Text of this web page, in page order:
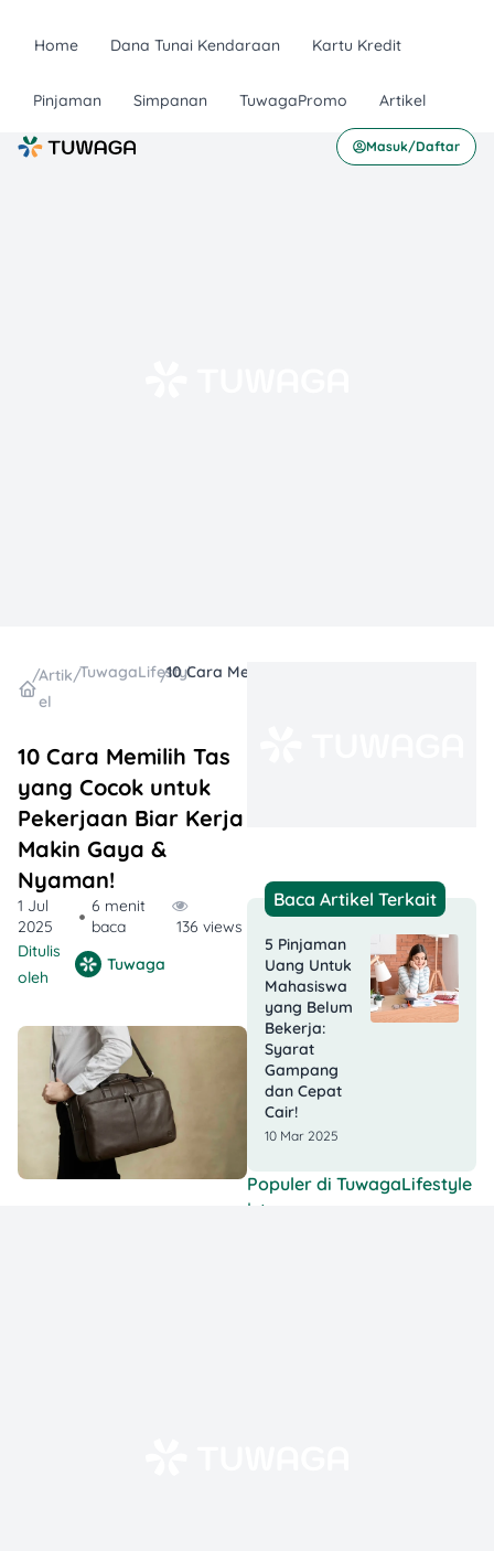
Home Dana Tunai Kendaraan Kartu Kredit
Pinjaman Simpanan TuwagaPromo Artikel
Masuk/Daftar
/Artik
el
/TuwagaLifestyle
/
10 Cara Memilih Tas
yang Cocok untuk
Pekerjaan Biar Kerja
Makin Gaya &
Nyaman!
1 Jul
2025
6 menit
baca
136 views
Ditulis
oleh
Tuwaga
Baca Artikel Terkait
5 Pinjaman
Uang Untuk
Mahasiswa
yang Belum
Bekerja:
Syarat
Gampang
dan Cepat
Cair!
10 Mar 2025
Populer di TuwagaLifestyle
📈